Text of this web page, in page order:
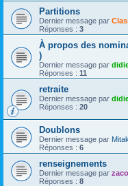
Partitions
Dernier message par
Réponses : 3
À propos des
)
Dernier message par
Réponses : 11
retraite
Dernier message par
Réponses : 20
Doublons
Dernier message par
Réponses : 6
renseignements
Dernier message par
Réponses : 8